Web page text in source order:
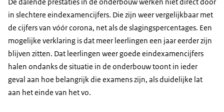
in slechtere eindexamencijfers. Die zijn weer vergelijkbaar met
de cijfers van vóór corona, net als de slagingspercentages. Een
mogelijke verklaring is dat meer leerlingen een jaar eerder zijn
blijven zitten. Dat leerlingen weer goede eindexamencijfers
halen ondanks de situatie in de onderbouw toont in ieder
geval aan hoe belangrijk die examens zijn, als duidelijke lat
aan het einde van het vo.